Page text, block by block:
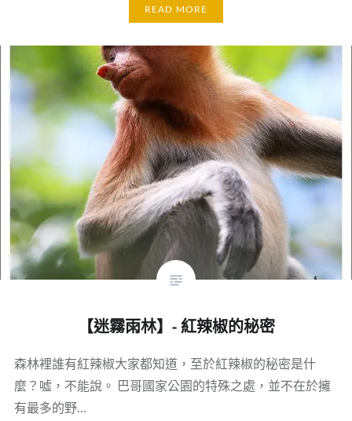
READ MORE
【迷霧雨林】- 紅辣椒的秘密
森林裡誰有紅辣椒大家都知道，至於紅辣椒的秘密是什
麼？噓，不能說。 巴哥國家公園的特殊之處，並不在於擁
有最多的野…